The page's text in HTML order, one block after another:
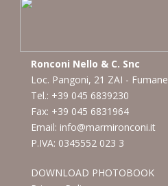
Ronconi Nello & C. Snc
Loc. Pangoni, 21 ZAI - Fumane
Tel.: +39 045 6839230
Fax: +39 045 6831964
Email: info@marmironconi.it
P.IVA: 0345552 023 3
DOWNLOAD PHOTOBOOK